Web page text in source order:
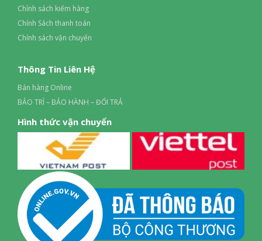
Thay thế với cùng 1 loại và bóng đèn/đèn định mức
Chính sách kiểm hàng
Chính Sách thanh toán
Chính sách vận chuyển
Thông Tin Liên Hệ
Bán hàng Online
BẢO TRÌ – BẢO HÀNH – ĐỔI TRẢ
Hình thức vận chuyển